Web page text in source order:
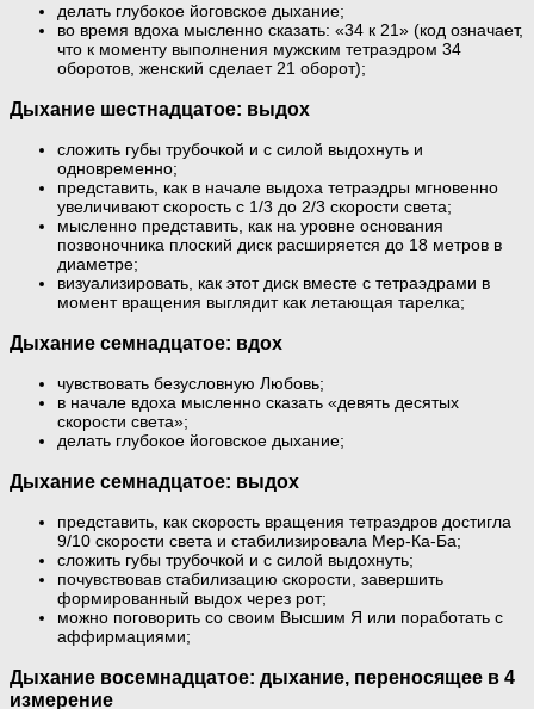
делать глубокое йоговское дыхание;
во время вдоха мысленно сказать: «34 к 21» (код означает,
что к моменту выполнения мужским тетраэдром 34
оборотов, женский сделает 21 оборот);
Дыхание шестнадцатое: выдох
сложить губы трубочкой и с силой выдохнуть и
одновременно;
представить, как в начале выдоха тетраэдры мгновенно
увеличивают скорость с 1/3 до 2/3 скорости света;
мысленно представить, как на уровне основания
позвоночника плоский диск расширяется до 18 метров в
диаметре;
визуализировать, как этот диск вместе с тетраэдрами в
момент вращения выглядит как летающая тарелка;
Дыхание семнадцатое: вдох
чувствовать безусловную Любовь;
в начале вдоха мысленно сказать «девять десятых
скорости света»;
делать глубокое йоговское дыхание;
Дыхание семнадцатое: выдох
представить, как скорость вращения тетраэдров достигла
9/10 скорости света и стабилизировала Мер-Ка-Ба;
сложить губы трубочкой и с силой выдохнуть;
почувствовав стабилизацию скорости, завершить
формированный выдох через рот;
можно поговорить со своим Высшим Я или поработать с
аффирмациями;
Дыхание восемнадцатое: дыхание, переносящее в 4
измерение